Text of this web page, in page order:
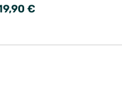
€